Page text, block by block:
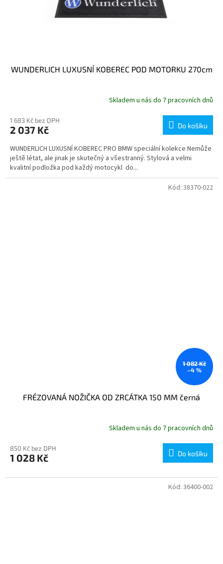
WUNDERLICH LUXUSNÍ KOBEREC POD MOTORKU 270cm
Skladem u nás do 7 pracovních dnů
1 683 Kč bez DPH
2 037 Kč Do košíku
WUNDERLICH LUXUSNÍ KOBEREC PRO BMW speciální kolekce Nemůže
ještě létat, ale jinak je skutečný a všestranný. Stylová a velmi
kvalitní podložka pod každý motocykl do...
1 082 Kč
–4 %
FRÉZOVANÁ NOŽIČKA OD ZRCÁTKA 150 MM černá
Skladem u nás do 7 pracovních dnů
850 Kč bez DPH
1 028 Kč Do košíku
Kód: 38370-022
Kód: 36400-002